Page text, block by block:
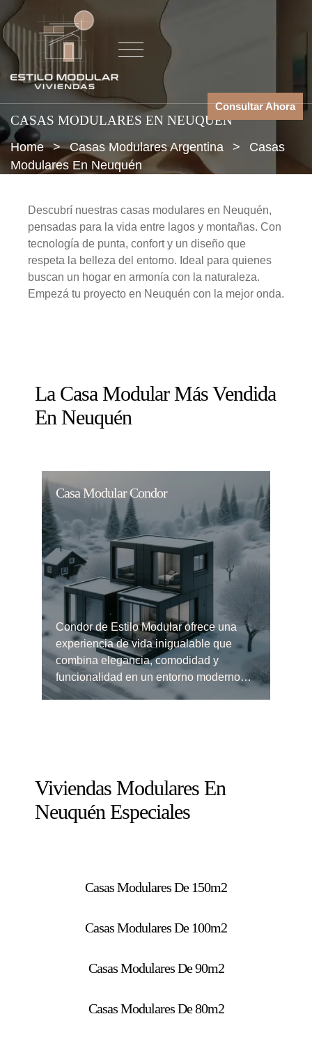
CASAS MODULARES EN NEUQUÉN
Home > Casas Modulares Argentina >
Casas
Modulares En Neuquén
Consultar Ahora
Descubrí nuestras casas modulares en Neuquén,
pensadas para la vida entre lagos y montañas. Con
tecnología de punta, confort y un diseño que
respeta la belleza del entorno. Ideal para quienes
buscan un hogar en armonía con la naturaleza.
Empezá tu proyecto en Neuquén con la mejor onda.
La Casa Modular Más Vendida
En Neuquén
Casa Modular Condor
Condor de Estilo Modular ofrece una
experiencia de vida inigualable que
combina elegancia, comodidad y
funcionalidad en un entorno moderno…
Viviendas Modulares En
Neuquén Especiales
Casas Modulares De 150m2
Casas Modulares De 100m2
Casas Modulares De 90m2
Casas Modulares De 80m2